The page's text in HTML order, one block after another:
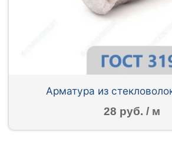
Арматура из
28 руб. / м